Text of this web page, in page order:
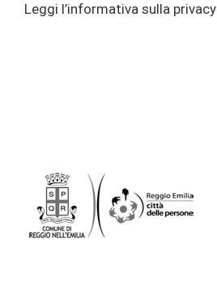
Leggi l’informativa sulla privacy